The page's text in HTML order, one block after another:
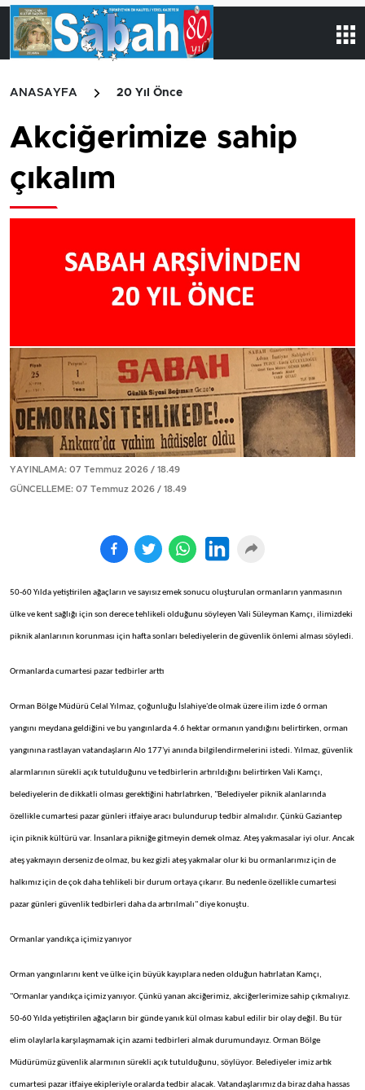
ANASAYFA 20 Yıl Önce
Akciğerimize sahip
çıkalım
YAYINLAMA: 07 Temmuz 2026 / 18.49
GÜNCELLEME: 07 Temmuz 2026 / 18.49
50-60 Yılda yetiştirilen ağaçların ve sayısız emek sonucu oluşturulan ormanların yanmasının
ülke ve kent sağlığı için son derece tehlikeli olduğunu söyleyen Vali Süleyman Kamçı, ilimizdeki
piknik alanlarının korunması için hafta sonları belediyelerin de güvenlik önlemi alması söyledi.
Ormanlarda cumartesi pazar tedbirler arttı
Orman Bölge Müdürü Celal Yılmaz, çoğunluğu İslahiye'de olmak üzere ilim izde 6 orman
yangını meydana geldiğini ve bu yangınlarda 4.6 hektar ormanın yandığını belirtirken, orman
yangınına rastlayan vatandaşların Alo 177'yi anında bilgilendirmelerini istedi. Yılmaz, güvenlik
alarmlarının sürekli açık tutulduğunu ve tedbirlerin artırıldığını belirtirken Vali Kamçı,
belediyelerin de dikkatli olması gerektiğini hatırlatırken, "Belediyeler piknik alanlarında
özellikle cumartesi pazar günleri itfaiye aracı bulundurup tedbir almalıdır. Çünkü Gaziantep
için piknik kültürü var. İnsanlara pikniğe gitmeyin demek olmaz. Ateş yakmasalar iyi olur. Ancak
ateş yakmayın derseniz de olmaz, bu kez gizli ateş yakmalar olur ki bu ormanlarımız için de
halkımız için de çok daha tehlikeli bir durum ortaya çıkarır. Bu nedenle özellikle cumartesi
pazar günleri güvenlik tedbirleri daha da artırılmalı" diye konuştu.
Ormanlar yandıkça içimiz yanıyor
Orman yangınlarını kent ve ülke için büyük kayıplara neden olduğun hatırlatan Kamçı,
"Ormanlar yandıkça içimiz yanıyor. Çünkü yanan akciğerimiz, akciğerlerimize sahip çıkmalıyız.
50-60 Yılda yetiştirilen ağaçların bir günde yanık kül olması kabul edilir bir olay değil. Bu tür
elim olaylarla karşılaşmamak için azami tedbirleri almak durumundayız. Orman Bölge
Müdürümüz güvenlik alarmının sürekli açık tutulduğunu, söylüyor. Belediyeler imiz artık
cumartesi pazar itfaiye ekipleriyle oralarda tedbir alacak. Vatandaşlarımız da biraz daha hassas